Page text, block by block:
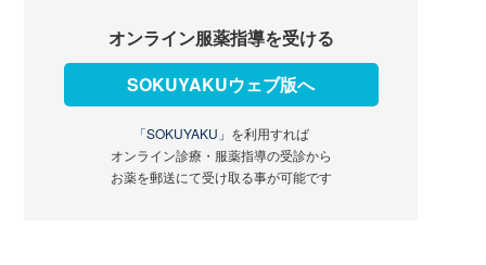
オンライン服薬指導を受ける
SOKUYAKUウェブ版へ
「SOKUYAKU」 を利用すれば
オンライン診療・服薬指導の受診から
お薬を郵送にて受け取る事が可能です